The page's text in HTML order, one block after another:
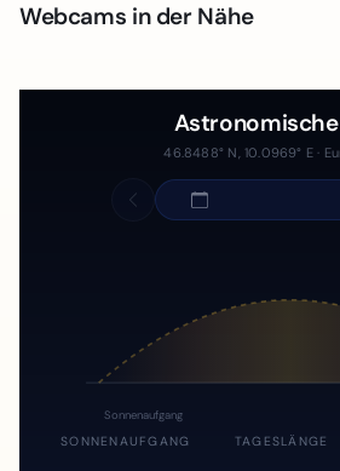
Webcams in der Nähe
46.8488° N, 10.0969° E ·
Sonnenaufgang
SONNENAUFGANG TAGESLÄNGE